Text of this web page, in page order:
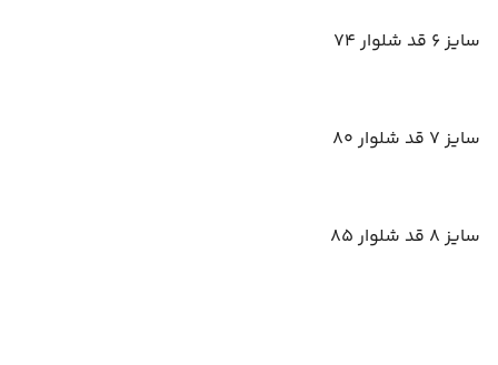
سایز 6 قد شلوار 74
سایز 7 قد شلوار 80
سایز 8 قد شلوار 85